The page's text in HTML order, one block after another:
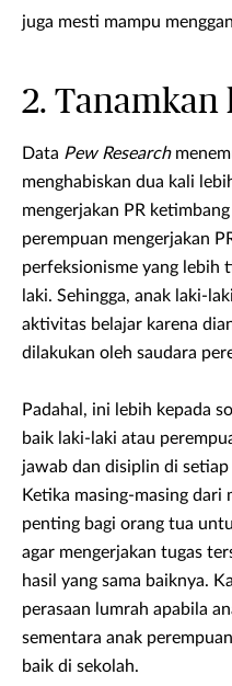
juga mesti mampu
2. Tanamkan
Data Pew Research
menghabiskan dua kali
mengerjakan PR
perempuan mengerjakan
perfeksionisme yang lebih
laki. Sehingga, anak laki-
aktivitas belajar karena
dilakukan oleh saudara
Padahal, ini lebih kepada
baik laki-laki atau
jawab dan disiplin di
Ketika masing-masing dari
penting bagi orang tua
agar mengerjakan tugas
hasil yang sama baiknya.
perasaan lumrah apabila
sementara anak
baik di sekolah.